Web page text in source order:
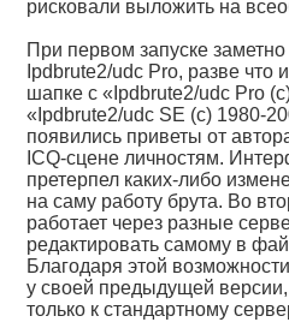
рисковали выложить на
При первом запуске
Ipdbrute2/udc Pro, разве что
шапке с «Ipdbrute2/udc Pro
«Ipdbrute2/udc SE (с) 1980-
появились приветы от
ICQ-сцене личностям.
претерпел каких-либо
на саму работу брута. Во
работает через разные
редактировать самому в
Благодаря этой
у своей предыдущей версии,
только к стандартному